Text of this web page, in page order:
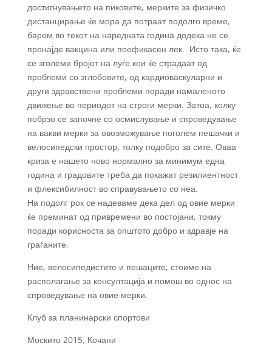
достигнувањето на пиковите, мерките за физичко
дистанцирање ќе мора да потраат подолго време,
барем во текот на наредната година додека не се
пронајде вакцина или поефикасен лек. Исто така, ќе
се зголеми бројот на луѓе кои ќе страдаат од
проблеми со зглобовите, од кардиоваскуларни и
други здравствени проблеми поради намаленото
движење во периодот на строги мерки. Затоа, колку
побрзо се започне со осмислување и спроведување
на вакви мерки за овозможување поголем пешачки и
велосипедски простор, толку подобро за сите. Оваа
криза е нашето ново нормално за минимум една
година и градовите треба да покажат резилиентност
и флексибилност во справувањето со неа.
На подолг рок се надеваме дека дел од овие мерки
ќе преминат од привремени во постојани, токму
поради корисноста за општото добро и здравје на
граѓаните.
Ние, велосипедистите и пешаците, стоиме на
располагање за консултација и помош во однос на
спроведување на овие мерки.
Клуб за планинарски спортови
Москито 2015, Кочани